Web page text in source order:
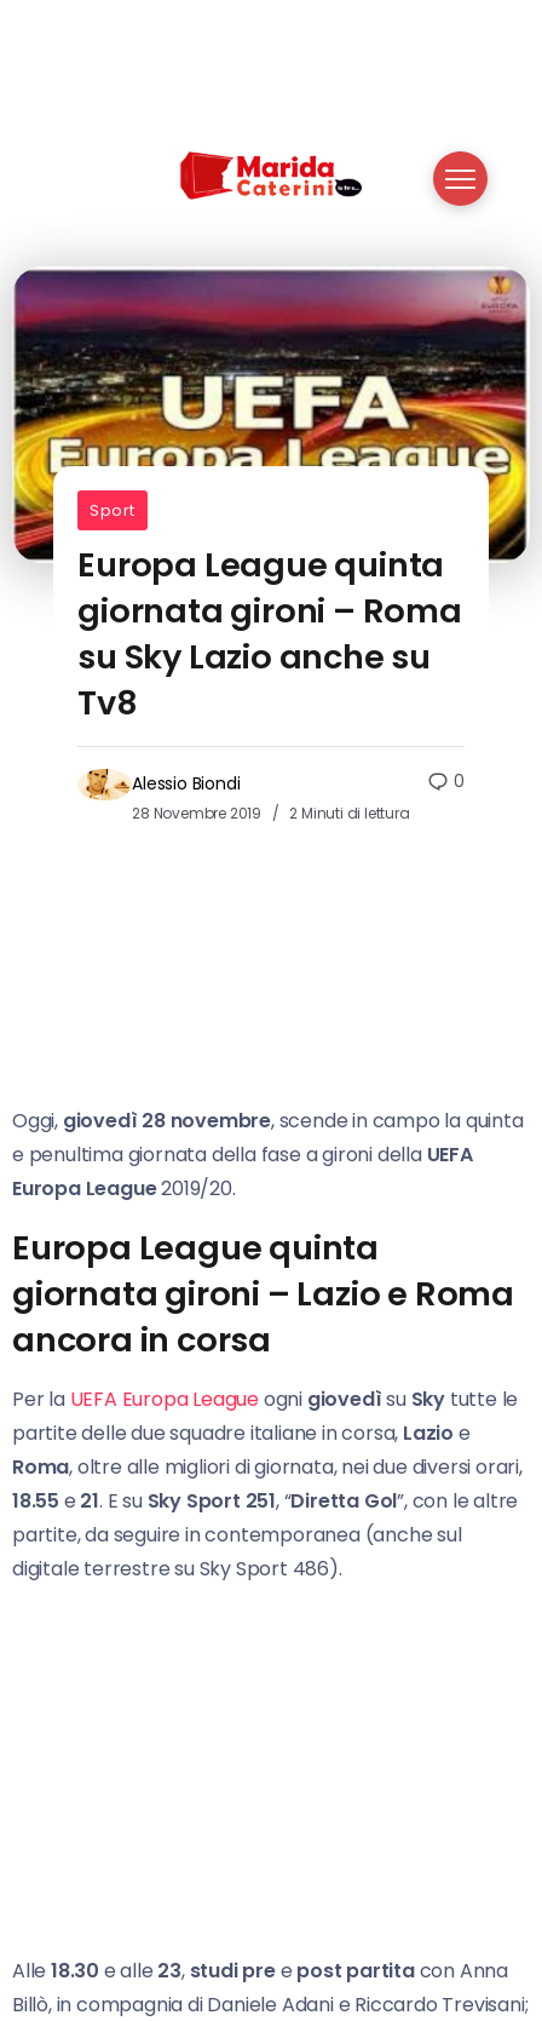
Sport
Europa League quinta
giornata gironi – Roma
su Sky Lazio anche su
Tv8
Alessio Biondi
28 Novembre 2019 2 Minuti di lettura
0
Oggi, giovedì 28 novembre, scende in campo la quinta
e penultima giornata della fase a gironi dellaUEFA
Europa League2019/20.
Europa Leaguequinta
giornata gironi – Lazio e Roma
ancora in corsa
Per la UEFA Europa Leagueogni giovedìsu Sky tutte le
partite delle due squadre italiane in corsa, Lazio e
Roma, oltre alle migliori di giornata, nei due diversi orari,
18.55 e 21. E su Sky Sport 251, “Diretta Gol”, con le altre
partite, da seguire in contemporanea (anche sul
digitale terrestre su Sky Sport 486).
Alle 18.30 e alle 23, studi pree post partitacon Anna
Billò, in compagnia di Daniele Adani e Riccardo Trevisani;